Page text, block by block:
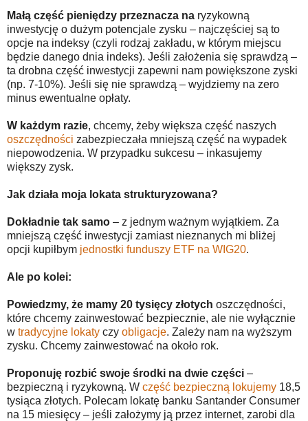
Małą część pieniędzy przeznacza na ryzykowną
inwestycję o dużym potencjale zysku – najczęściej są to
opcje na indeksy (czyli rodzaj zakładu, w którym miejscu
będzie danego dnia indeks). Jeśli założenia się sprawdzą –
ta drobna część inwestycji zapewni nam powiększone zyski
(np. 7-10%). Jeśli się nie sprawdzą – wyjdziemy na zero
minus ewentualne opłaty.
W każdym razie, chcemy, żeby większa część naszych
oszczędności zabezpieczała mniejszą część na wypadek
niepowodzenia. W przypadku sukcesu – inkasujemy
większy zysk.
Jak działa moja lokata strukturyzowana?
Dokładnie tak samo – z jednym ważnym wyjątkiem. Za
mniejszą część inwestycji zamiast nieznanych mi bliżej
opcji kupiłbym jednostki funduszy ETF na WIG20.
Ale po kolei:
Powiedzmy, że mamy 20 tysięcy złotych oszczędności,
które chcemy zainwestować bezpiecznie, ale nie wyłącznie
w tradycyjne lokaty czy obligacje. Zależy nam na wyższym
zysku. Chcemy zainwestować na około rok.
Proponuję rozbić swoje środki na dwie części –
bezpieczną i ryzykowną. W część bezpieczną lokujemy 18,5
tysiąca złotych. Polecam lokatę banku Santander Consumer
na 15 miesięcy – jeśli założymy ją przez internet, zarobi dla